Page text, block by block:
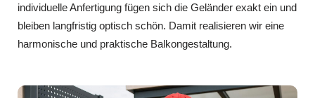
individuelle Anfertigung fügen sich die Geländer exakt ein und
bleiben langfristig optisch schön. Damit realisieren wir eine
harmonische und praktische Balkongestaltung.